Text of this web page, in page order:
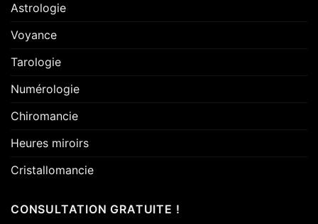
Astrologie
Voyance
Tarologie
Numérologie
Chiromancie
Heures miroirs
Cristallomancie
CONSULTATION GRATUITE !